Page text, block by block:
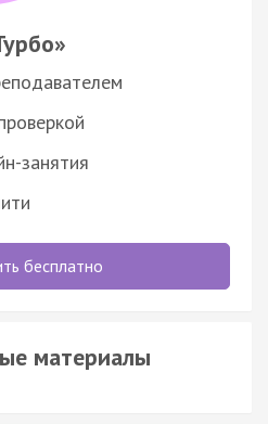
занятия
бесплатно
материалы